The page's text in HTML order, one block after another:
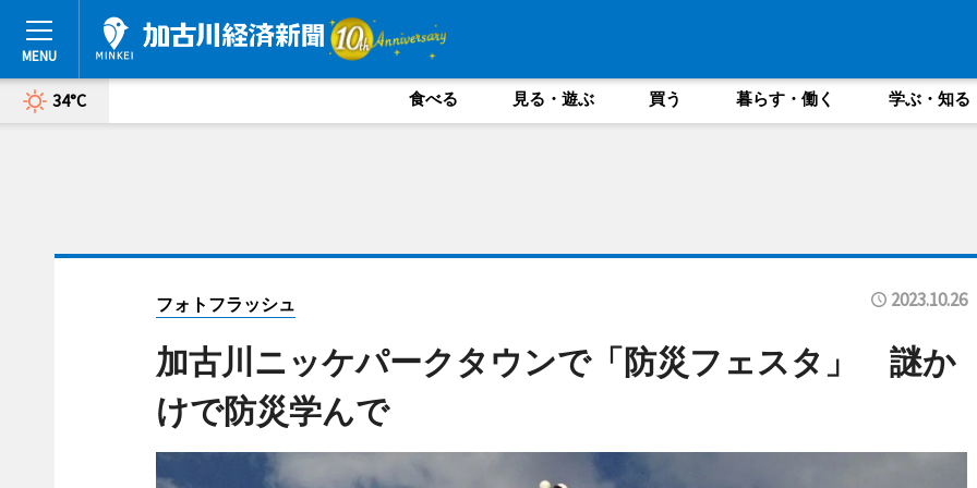
34°C 食べる 見る・遊ぶ 買う 暮らす・働く 学ぶ・知る
フォトフラッシュ 2023.10.26
加古川ニッケパークタウンで「防災フェスタ」 謎か
けで防災学んで